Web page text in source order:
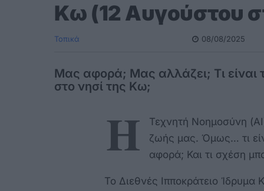
Κω (12 Αυγούστου
Τοπικά 08/08/2025
Μας αφορά; Μας αλλάζει; Τι είναι
στο νησί της Κω;
Η
Τεχνητή Νοημοσύνη
ζωής μας. Όμως… τι
αφορά; Και τι σχέση
Το Διεθνές Ιπποκράτειο